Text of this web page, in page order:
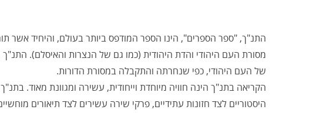
התנ"ך, "ספר הספרים", הינו הספר המודפס ביותר בעולם, והיחיד אשר
מסורת העם היהודי והדת היהודית (כמו גם של הנצרות והאיסלם).
של העם היהודי, כפי שנחרתה והתקבלה במסורת הדורות.
הקריאה בתנ"ך הינה חוויה מיוחדת וייחודית, עשירה ומגוונת מאוד.
היסטוריים לצד חזונות עתידיים, פרקי שירה עשירים לצד תיאורים